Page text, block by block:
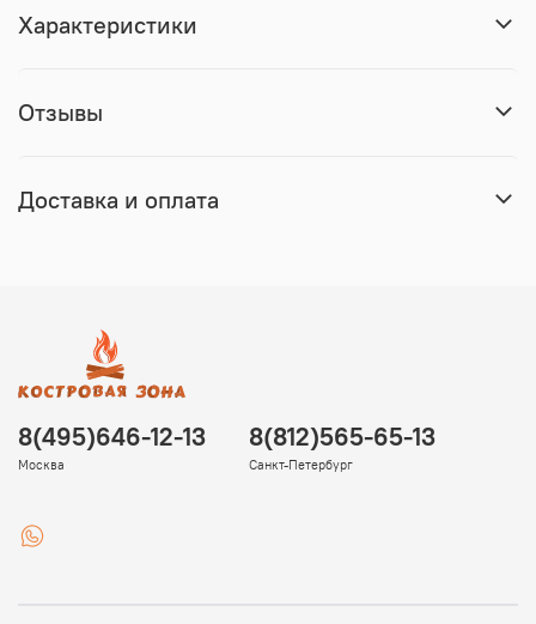
Характеристики
Отзывы
Доставка и оплата
8(495)646-12-13
Москва
8(812)565-65-13
Санкт-Петербург